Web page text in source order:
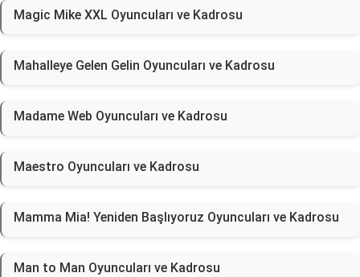
Magic Mike XXL Oyuncuları ve Kadrosu
Mahalleye Gelen Gelin Oyuncuları ve Kadrosu
Madame Web Oyuncuları ve Kadrosu
Maestro Oyuncuları ve Kadrosu
Mamma Mia! Yeniden Başlıyoruz Oyuncuları ve Kadrosu
Man to Man Oyuncuları ve Kadrosu